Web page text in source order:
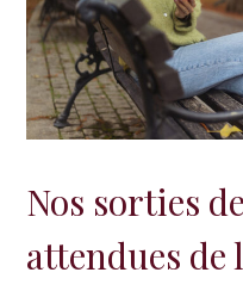
Nos sorties
attendues de